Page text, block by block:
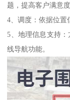
题，提高客户满意度
4、调度：依据位置
5、地理信息支持
线导航功能。